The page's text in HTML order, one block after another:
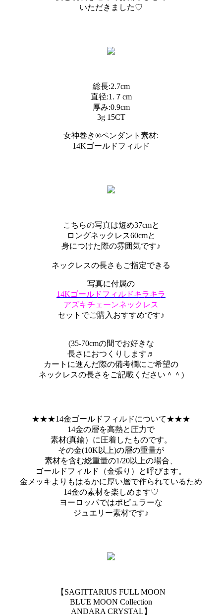
いただきました♡
総長:2.7cm
直径:1.７cm
厚み:0.9cm
3g 15CT
女神巻き®︎ペンダント素材:
14Kゴールドフィルド
こちらの写真は短め37cmと
ロングネックレス60cmと
身につけた際の雰囲気です♪
ネックレスの長さもご指定できる
写真に付属の
14Kゴールドフィルドキラキラ
アズキチェーンネックレス
セットでご購入おすすめです♪
(35-70cmの間でお好きな
長さにおつくりします♬
カートに進んだ際の備考欄にご希望の
ネックレスの長さをご記載ください＾＾)
★★★14金ゴールドフィルドについて★★★
14金の層を高熱と圧力で
素材(真鍮）に圧着したものです。
その金(10K以上)の層の重量が
素材を含む総重量の1/20以上の場合、
ゴールドフィルド（金張り）と呼びます。
金メッキよりもはるかに厚い層で作られているため
14金の素材を楽しめます♡
ヨーロッパではポピュラーな
ジュエリー素材です♪
【SAGITTARIUS FULL MOON
BLUE MOON Collection
ANDARA CRYSTAL】